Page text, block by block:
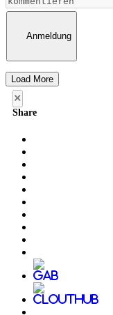
Anmeldung
Load More
×
Share